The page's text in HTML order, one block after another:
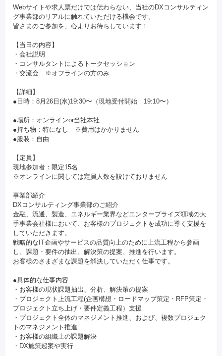
Webサイトや求人票だけでは伝わらない、当社のDXコンサルティン
グ事業部のリアルに触れていただける機会です。
皆さまのご参加を、心よりお待ちしています！
【当日の内容】
・会社説明
・コンサルタントによるトークセッション
・交流会 ※オフラインの方のみ
【詳細】
●日時：8月26日(水)19:30〜（現地受付開始 19:10〜）
●場所：オンラインor当社本社
●持ち物：特になし ※費用はかかりません
●服装：自由
【定員】
現地参加者：限定15名
※オンラインに関しては定員人数を設けておりません
事業部紹介
DXコンサルティング事業部のご紹介
金融、流通、製造、エネルギー業界などエンタープライズ領域の大
手事業会社様において、お客様のプロジェクトを成功に導く支援を
していただきます。
戦略的なIT企画やサービスの品質向上のために上流工程から参画
し、課題・要件の抽出、解決策の提案、推進を行います。
お客様のさまざまな課題を解決していただく仕事です。
●具体的な仕事内容
・お客様の現状課題抽出、分析、解決策の提案
・プロジェクト上流工程(企画構想・ロードマップ策定・RFP策定・
プロジェクト立ち上げ・要件定義工程）支援
・プロジェクト全体のマネジメント推進、および、複数プロジェク
トのマネジメント推進
・お客様の組織上の課題解決
・DX施策起案や実行